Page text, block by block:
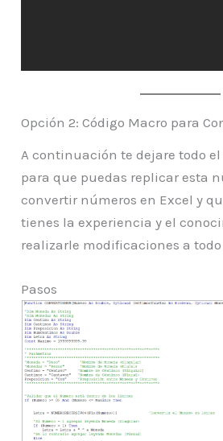
Opción 2: Código Macro para
A continuación te dejare todo
para que puedas replicar esta
convertir números en Excel y
tienes la experiencia y el
realizarle modificaciones a
Pasos